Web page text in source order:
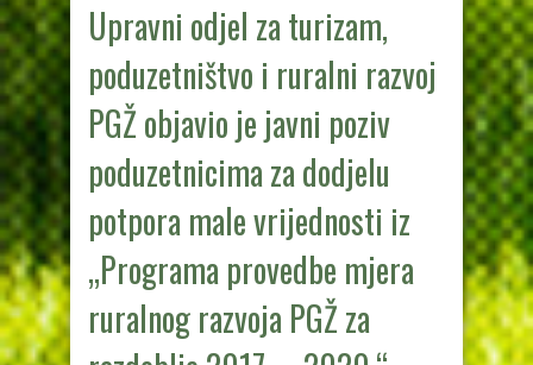
Upravni odjel za turizam,
poduzetništvo i ruralni razvoj
PGŽ objavio je javni poziv
poduzetnicima za dodjelu
potpora male vrijednosti iz
„Programa provedbe mjera
ruralnog razvoja PGŽ za